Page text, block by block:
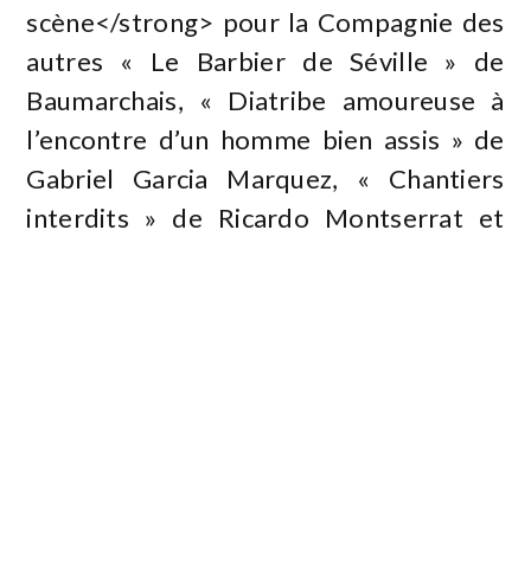
scène</strong> pour la Compagnie des
autres « Le Barbier de Séville » de
Baumarchais, « Diatribe amoureuse à
l’encontre d’un homme bien assis » de
Gabriel Garcia Marquez, « Chantiers
interdits » de Ricardo Montserrat et